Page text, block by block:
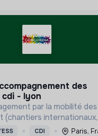
- lyon
par la mobilité
(chantiers internationaux,
Service Civique).
CDI
Paris,